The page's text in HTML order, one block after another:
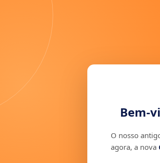
Bem-
O nosso
agora, a nova